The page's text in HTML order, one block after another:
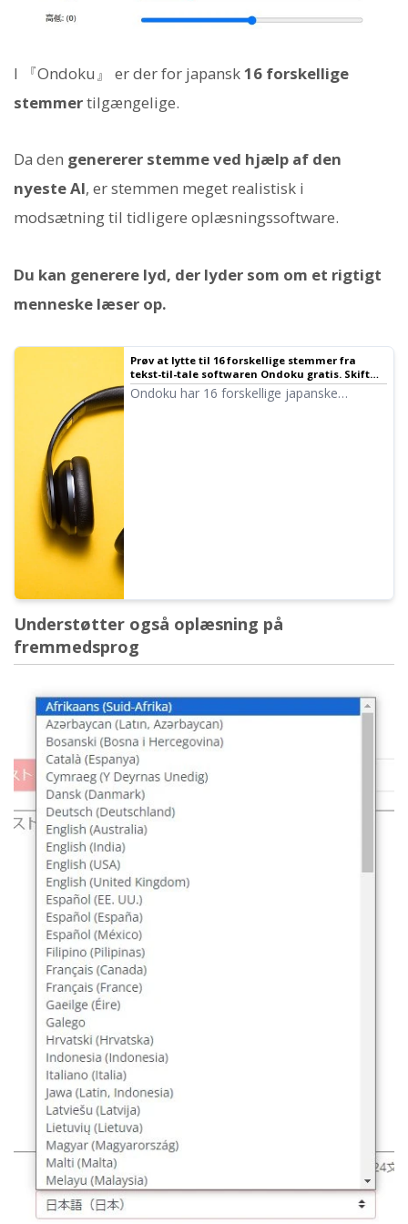
I 『Ondoku』 er der for japansk16 forskellige
stemmertilgængelige.
Da den genererer stemme ved hjælp af den
nyeste AI, er stemmen meget realistisk i
modsætning til tidligere oplæsningssoftware.
Du kan generere lyd, der lyder som om et rigtigt
menneske læser op.
Prøv at lytte til 16 forskellige stemmer fra
tekst-til-tale softwaren Ondoku gratis. Skift
indtryk med tonehøjdevariationer｜Tekst-til-
tale software Ondoku
Ondoku har 16 forskellige japanske
Understøtter også oplæsning på
fremmedsprog